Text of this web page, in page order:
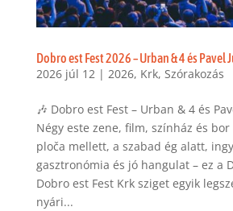
Dobro est Fest 2026 – Urban & 4 és
2026 júl 12| 2026, Krk, Szórakozás
🎶 Dobro est Fest – Urban & 4 és
Négy este zene, film, színház és bor
ploča mellett, a szabad ég alatt,
gasztronómia és jó hangulat – ez a
Dobro est Fest Krk sziget egyik
nyári...